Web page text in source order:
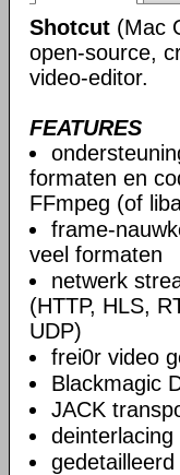
Shotcut (Mac
open-source,
video-editor.
FEATURES
formaten en
FFmpeg (of
frame-
veel formaten
netwerk
(HTTP, HLS,
UDP)
frei0r video
Blackmagic
JACK
deinterlacing